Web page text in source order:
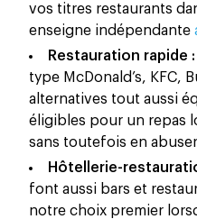
vos titres restaurants
enseigne indépendante
Restauration rapide :
type McDonald’s, KFC,
alternatives tout aussi
éligibles pour un repas
sans toutefois en
Hôtellerie-
font aussi bars et
notre choix premier